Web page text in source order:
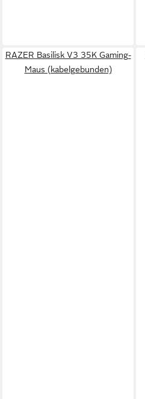
RAZER Basilisk V3 35K Gaming-
Maus (kabelgebunden)